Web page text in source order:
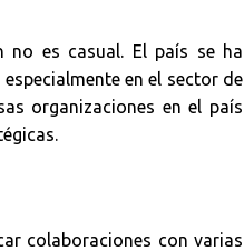
no es casual. El país se ha
en el sector de
organizaciones en el país
colaboraciones con varias